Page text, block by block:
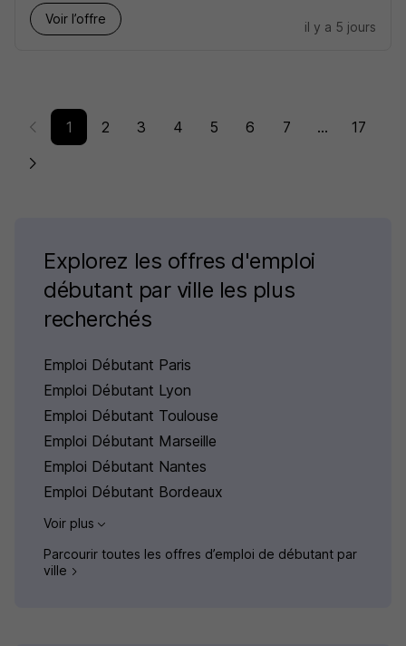
Voir l’offre
il y a 5 jours
1 2 3 4 5 6 7 ... 17
Explorez les offres d'emploi
débutant par ville les plus
recherchés
Emploi Débutant Paris
Emploi Débutant Lyon
Emploi Débutant Toulouse
Emploi Débutant Marseille
Emploi Débutant Nantes
Emploi Débutant Bordeaux
Voir plus
Parcourir toutes les offres d’emploi de débutant par
ville